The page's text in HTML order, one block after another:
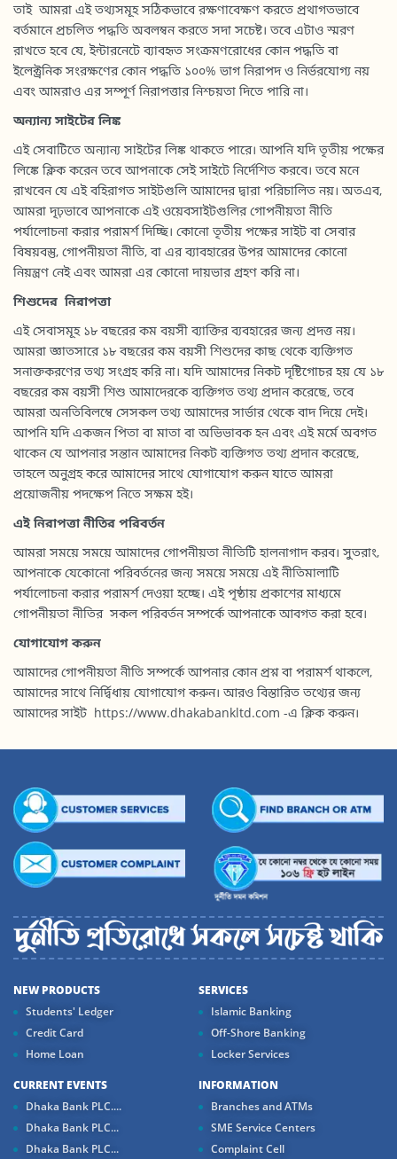
তাই আমরা এই তথ্যসমূহ সঠিকভাবে রক্ষণাবেক্ষণ করতে প্রথাগতভাবে
বর্তমানে প্রচলিত পদ্ধতি অবলম্বন করতে সদা সচেষ্ট। তবে এটাও স্মরণ
রাখতে হবে যে, ইন্টারনেটে ব্যাবহৃত সংক্রমণরোধের কোন পদ্ধতি বা
ইলেক্ট্রনিক সংরক্ষণের কোন পদ্ধতি ১০০% ভাগ নিরাপদ ও নির্ভরযোগ্য নয়
এবং আমরাও এর সম্পূর্ণ নিরাপত্তার নিশ্চয়তা দিতে পারি না।
অন্যান্য সাইটের লিঙ্ক
এই সেবাটিতে অন্যান্য সাইটের লিঙ্ক থাকতে পারে। আপনি যদি তৃতীয় পক্ষের
লিঙ্কে ক্লিক করেন তবে আপনাকে সেই সাইটে নির্দেশিত করবে। তবে মনে
রাখবেন যে এই বহিরাগত সাইটগুলি আমাদের দ্বারা পরিচালিত নয়। অতএব,
আমরা দৃঢ়ভাবে আপনাকে এই ওয়েবসাইটগুলির গোপনীয়তা নীতি
পর্যালোচনা করার পরামর্শ দিচ্ছি। কোনো তৃতীয় পক্ষের সাইট বা সেবার
বিষয়বস্তু, গোপনীয়তা নীতি, বা এর ব্যাবহারের উপর আমাদের কোনো
নিয়ন্ত্রণ নেই এবং আমরা এর কোনো দায়ভার গ্রহণ করি না।
শিশুদের নিরাপত্তা
এই সেবাসমূহ ১৮ বছরের কম বয়সী ব্যাক্তির ব্যবহারের জন্য প্রদত্ত নয়।
আমরা জ্ঞাতসারে ১৮ বছরের কম বয়সী শিশুদের কাছ থেকে ব্যক্তিগত
সনাক্তকরণের তথ্য সংগ্রহ করি না। যদি আমাদের নিকট দৃষ্টিগোচর হয় যে ১৮
বছরের কম বয়সী শিশু আমাদেরকে ব্যক্তিগত তথ্য প্রদান করেছে, তবে
আমরা অনতিবিলম্বে সেসকল তথ্য আমাদের সার্ভার থেকে বাদ দিয়ে দেই।
আপনি যদি একজন পিতা বা মাতা বা অভিভাবক হন এবং এই মর্মে অবগত
থাকেন যে আপনার সন্তান আমাদের নিকট ব্যক্তিগত তথ্য প্রদান করেছে,
তাহলে অনুগ্রহ করে আমাদের সাথে যোগাযোগ করুন যাতে আমরা
প্রয়োজনীয় পদক্ষেপ নিতে সক্ষম হই।
এই নিরাপত্তা নীতির পরিবর্তন
আমরা সময়ে সময়ে আমাদের গোপনীয়তা নীতিটি হালনাগাদ করব। সুতরাং,
আপনাকে যেকোনো পরিবর্তনের জন্য সময়ে সময়ে এই নীতিমালাটি
পর্যালোচনা করার পরামর্শ দেওয়া হচ্ছে। এই পৃষ্ঠায় প্রকাশের মাধ্যমে
গোপনীয়তা নীতির সকল পরিবর্তন সম্পর্কে আপনাকে আবগত করা হবে।
যোগাযোগ করুন
আমাদের গোপনীয়তা নীতি সম্পর্কে আপনার কোন প্রশ্ন বা পরামর্শ থাকলে,
আমাদের সাথে নির্দ্বিধায় যোগাযোগ করুন। আরও বিস্তারিত তথ্যের জন্য
আমাদের সাইট https://www.dhakabankltd.com -এ ক্লিক করুন।
NEW PRODUCTS
Students' Ledger
Credit Card
Home Loan
SERVICES
Islamic Banking
Off-Shore Banking
Locker Services
CURRENT EVENTS
Dhaka Bank PLC....
Dhaka Bank PLC...
Dhaka Bank PLC...
INFORMATION
Branches and ATMs
SME Service Centers
Complaint Cell